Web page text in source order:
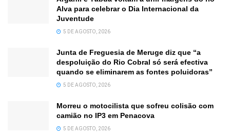
Alva para celebrar o Dia Internacional da
Juventude
5 DE AGOSTO, 2026
Junta de Freguesia de Meruge diz que “a
despoluição do Rio Cobral só será efectiva
quando se eliminarem as fontes poluidoras”
5 DE AGOSTO, 2026
Morreu o motocilista que sofreu colisão com
camião no IP3 em Penacova
5 DE AGOSTO, 2026